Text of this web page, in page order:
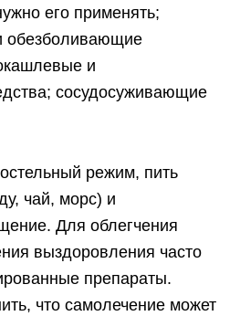
его применять;
и
сосудосуживающие
режим, пить
чай, морс) и
Для облегчения
выздоровления часто
препараты.
что самолечение может